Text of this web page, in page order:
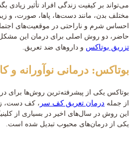
می‌تواند بر کیفیت زندگی افراد تأثیر زیادی
مختلف بدن، مانند دست‌ها، پاها، صورت، و
احساس شرم و ناراحتی در موقعیت‌های
حاضر، دو روش اصلی برای درمان این مشکل
تزریق بوتاکس و داروهای ضد تعریق.
بوتاکس: درمانی نوآورانه و
بوتاکس یکی از پیشرفته‌ترین روش‌ها برای
از جمله درمان تعریق کف سر ، کف دست،
این روش در سال‌های اخیر در بسیاری از
یکی از درمان‌های محبوب تبدیل شده است.